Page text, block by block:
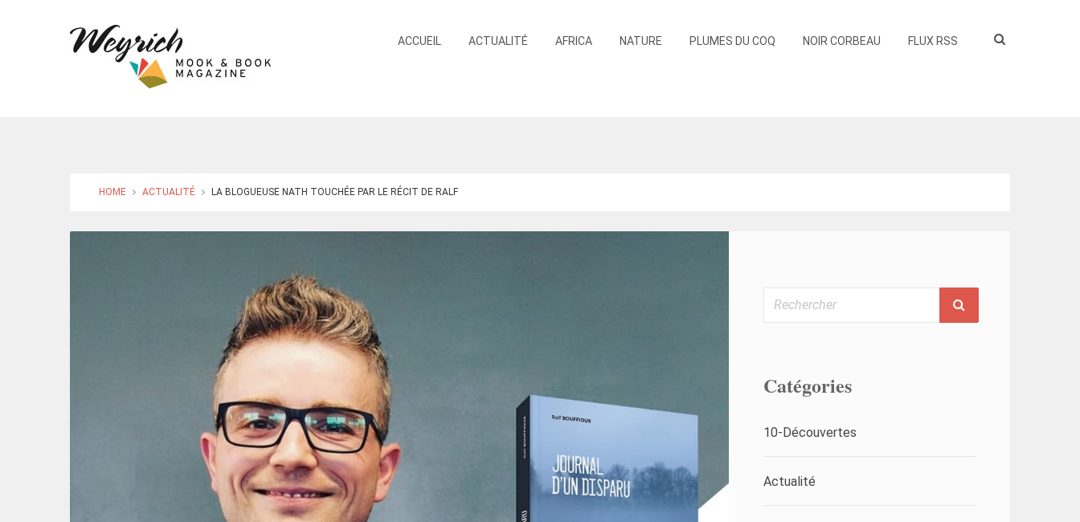
ACCUEIL ACTUALITÉ AFRICA NATURE PLUMES DU COQ NOIR CORBEAU FLUX RSS
HOME ACTUALITÉ LA BLOGUEUSE NATH TOUCHÉE PAR LE RÉCIT DE RALF
Rechercher
Catégories
10-Découvertes
Actualité